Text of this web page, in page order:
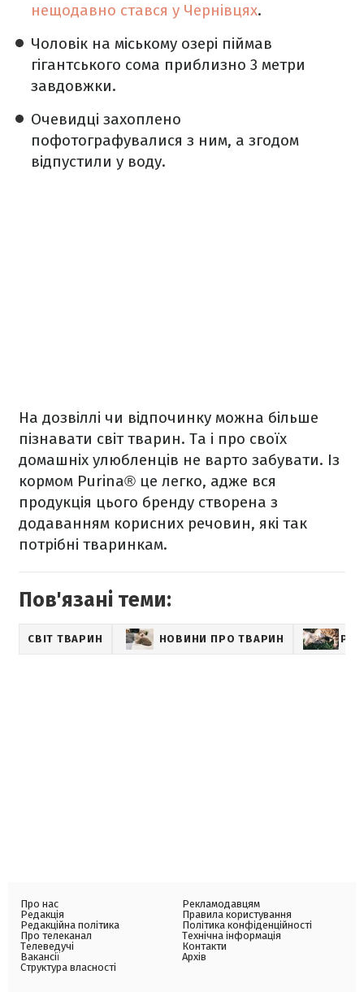
нещодавно стався у Чернівцях.
Чоловік на міському озері піймав
гігантського сома приблизно 3 метри
завдовжки.
Очевидці захоплено
пофотографувалися з ним, а згодом
відпустили у воду.
На дозвіллі чи відпочинку можна більше
пізнавати світ тварин. Та і про своїх
домашніх улюбленців не варто забувати. Із
кормом Purina® це легко, адже вся
продукція цього бренду створена з
додаванням корисних речовин, які так
потрібні тваринкам.
Пов'язані теми:
СВІТ ТВАРИН НОВИНИ ПРО ТВАРИН
Про нас
Редакція
Редакційна політика
Про телеканал
Телеведучі
Вакансії
Структура власності
Рекламодавцям
Правила користування
Політика конфіденційності
Технічна інформація
Контакти
Архів